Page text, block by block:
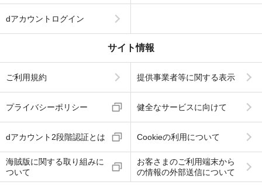
dアカウントログイン
サイト情報
ご利用規約 提供事業者等に関する表示
プライバシーポリシー 健全なサービスに向けて
dアカウント2段階認証とは Cookieの利用について
海賊版に関する取り組みに
ついて
お客さまのご利用端末から
の情報の外部送信について